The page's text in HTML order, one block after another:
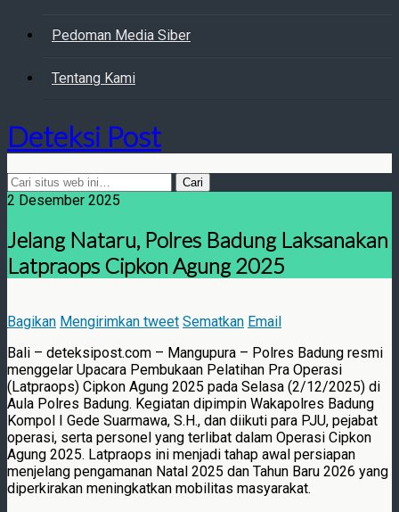
Pedoman Media Siber
Tentang Kami
Deteksi Post
2 Desember 2025
Jelang Nataru, Polres Badung Laksanakan
Latpraops Cipkon Agung 2025
Bagikan Mengirimkan tweet Sematkan Email
Bali – deteksipost.com – Mangupura – Polres Badung resmi
menggelar Upacara Pembukaan Pelatihan Pra Operasi
(Latpraops) Cipkon Agung 2025 pada Selasa (2/12/2025) di
Aula Polres Badung. Kegiatan dipimpin Wakapolres Badung
Kompol I Gede Suarmawa, S.H., dan diikuti para PJU, pejabat
operasi, serta personel yang terlibat dalam Operasi Cipkon
Agung 2025. Latpraops ini menjadi tahap awal persiapan
menjelang pengamanan Natal 2025 dan Tahun Baru 2026 yang
diperkirakan meningkatkan mobilitas masyarakat.